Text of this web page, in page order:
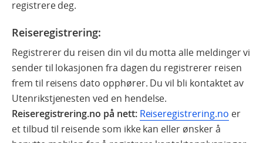
registrere deg.
Reiseregistrering:
Registrerer du reisen din vil du motta alle meldinger vi
sender til lokasjonen fra dagen du registrerer reisen
frem til reisens dato opphører. Du vil bli kontaktet av
Utenrikstjenesten ved en hendelse.
Reiseregistrering.no på nett: Reiseregistrering.no er
et tilbud til reisende som ikke kan eller ønsker å